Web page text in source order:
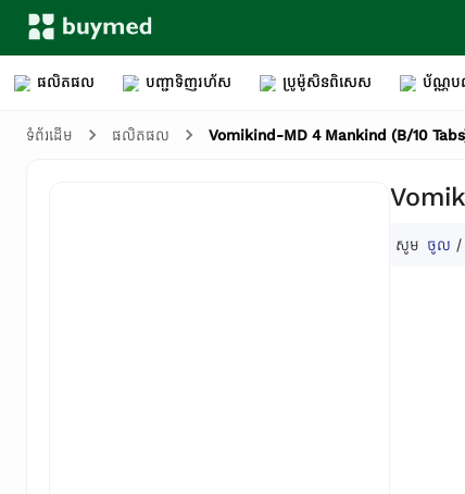
ផលិតផល បញ្ជាទិញរហ័ស ប្រូម៉ូសិនពិសេស ប័ណ្ណបញ្
ទំព័រដើម ផលិតផល Vomikind-MD 4 Mankind (B/10
សូម ចូល /